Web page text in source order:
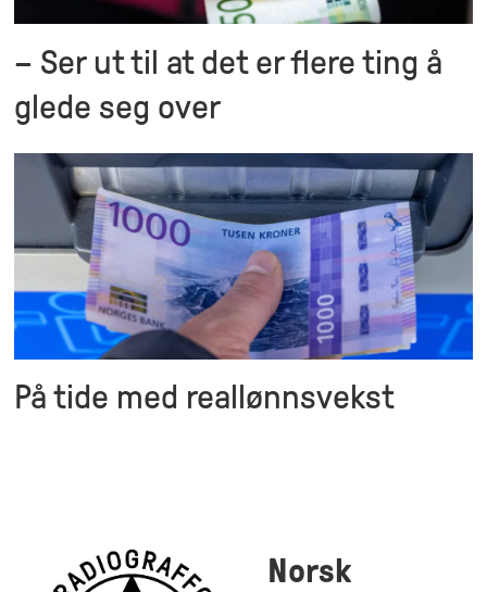
– Ser ut til at det er flere ting å
glede seg over
På tide med reallønnsvekst
Norsk